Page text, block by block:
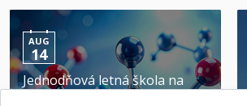
AUG
14
Jednodňová letná škola na